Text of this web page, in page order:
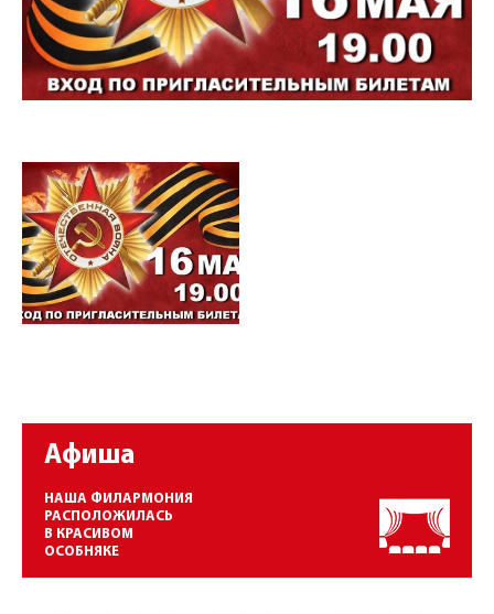
Афиша
НАША ФИЛАРМОНИЯ
РАСПОЛОЖИЛАСЬ
В КРАСИВОМ
ОСОБНЯКЕ